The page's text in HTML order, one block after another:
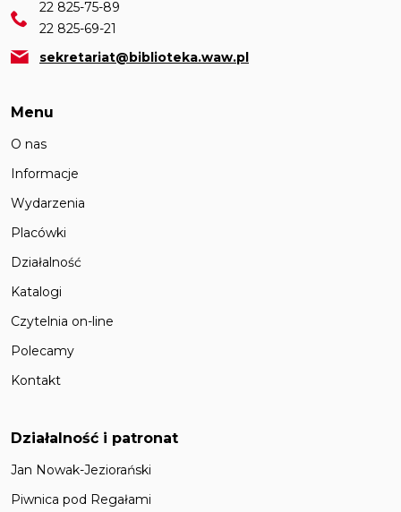
22 825-75-89
22 825-69-21
sekretariat@biblioteka.waw.pl
Menu
O nas
Informacje
Wydarzenia
Placówki
Działalność
Katalogi
Czytelnia on-line
Polecamy
Kontakt
Działalność i patronat
Jan Nowak-Jeziorański
Piwnica pod Regałami